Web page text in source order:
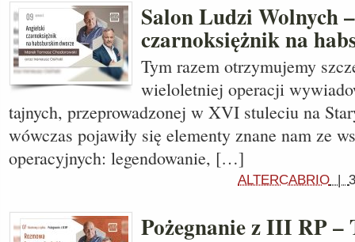
Salon Ludzi Wolnych
czarnoksiężnik na
Tym razem otrzymujemy
wieloletniej operacji
tajnych, przeprowadzonej w XVI stuleciu na
wówczas pojawiły się elementy znane nam ze
operacyjnych: legendowanie, […]
ALTERCABRIO |
Pożegnanie z III RP –